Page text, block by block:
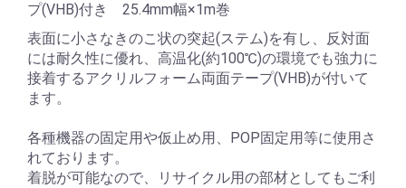
プ(VHB)付き 25.4mm幅×1m巻
表面に小さなきのこ状の突起(ステム)を有し、反対面
には耐久性に優れ、高温化(約100℃)の環境でも強力に
接着するアクリルフォーム両面テープ(VHB)が付いて
ます。
各種機器の固定用や仮止め用、POP固定用等に使用さ
れております。
着脱が可能なので、リサイクル用の部材としてもご利